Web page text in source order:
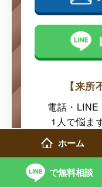
【来所
電話・LINE
1人で悩ま
ホーム
で無料相談